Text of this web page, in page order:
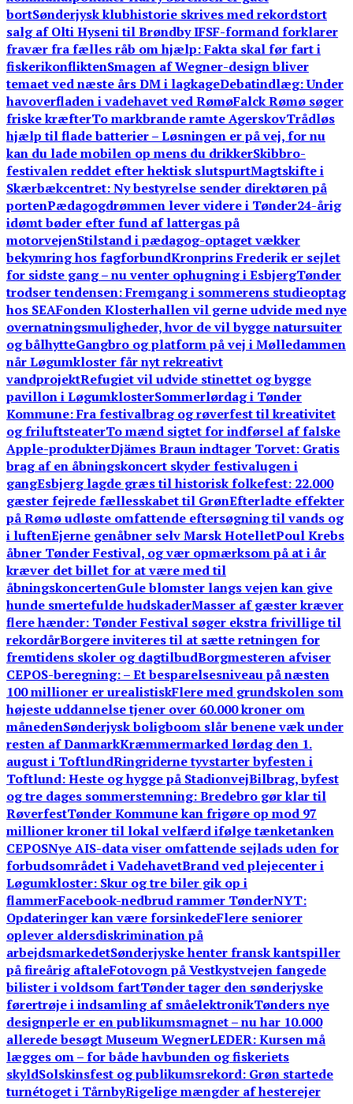
bortSønderjysk klubhistorie skrives med rekordstort
salg af Olti Hyseni til Brøndby IFSF-formand forklarer
fravær fra fælles råb om hjælp: Fakta skal før fart i
fiskerikonfliktenSmagen af Wegner-design bliver
temaet ved næste års DM i lagkageDebatindlæg: Under
havoverfladen i vadehavet ved RømøFalck Rømø søger
friske kræfterTo markbrande ramte AgerskovTrådløs
hjælp til flade batterier – Løsningen er på vej, for nu
kan du lade mobilen op mens du drikkerSkibbro-
festivalen reddet efter hektisk slutspurtMagtskifte i
Skærbækcentret: Ny bestyrelse sender direktøren på
portenPædagogdrømmen lever videre i Tønder24-årig
idømt bøder efter fund af lattergas på
motorvejenStilstand i pædagog-optaget vækker
bekymring hos fagforbundKronprins Frederik er sejlet
for sidste gang – nu venter ophugning i EsbjergTønder
trodser tendensen: Fremgang i sommerens studieoptag
hos SEAFonden Klosterhallen vil gerne udvide med nye
overnatningsmuligheder, hvor de vil bygge natursuiter
og bålhytteGangbro og platform på vej i Mølledammen
når Løgumkloster får nyt rekreativt
vandprojektRefugiet vil udvide stinettet og bygge
pavillon i LøgumklosterSommerlørdag i Tønder
Kommune: Fra festivalbrag og røverfest til kreativitet
og friluftsteaterTo mænd sigtet for indførsel af falske
Apple-produkterDjämes Braun indtager Torvet: Gratis
brag af en åbningskoncert skyder festivalugen i
gangEsbjerg lagde græs til historisk folkefest: 22.000
gæster fejrede fællesskabet til GrønEfterladte effekter
på Rømø udløste omfattende eftersøgning til vands og
i luftenEjerne genåbner selv Marsk HotelletPoul Krebs
åbner Tønder Festival, og vær opmærksom på at i år
kræver det billet for at være med til
åbningskoncertenGule blomster langs vejen kan give
hunde smertefulde hudskaderMasser af gæster kræver
flere hænder: Tønder Festival søger ekstra frivillige til
rekordårBorgere inviteres til at sætte retningen for
fremtidens skoler og dagtilbudBorgmesteren afviser
CEPOS-beregning: – Et besparelsesniveau på næsten
100 millioner er urealistiskFlere med grundskolen som
højeste uddannelse tjener over 60.000 kroner om
månedenSønderjysk boligboom slår benene væk under
resten af DanmarkKræmmermarked lørdag den 1.
august i ToftlundRingriderne tyvstarter byfesten i
Toftlund: Heste og hygge på StadionvejBilbrag, byfest
og tre dages sommerstemning: Bredebro gør klar til
RøverfestTønder Kommune kan frigøre op mod 97
millioner kroner til lokal velfærd ifølge tænketanken
CEPOSNye AIS-data viser omfattende sejlads uden for
forbudsområdet i VadehavetBrand ved plejecenter i
Løgumkloster: Skur og tre biler gik op i
flammerFacebook-nedbrud rammer TønderNYT:
Opdateringer kan være forsinkedeFlere seniorer
oplever aldersdiskrimination på
arbejdsmarkedetSønderjyske henter fransk kantspiller
på fireårig aftaleFotovogn på Vestkystvejen fangede
bilister i voldsom fartTønder tager den sønderjyske
førertrøje i indsamling af småelektronikTønders nye
designperle er en publikumsmagnet – nu har 10.000
allerede besøgt Museum WegnerLEDER: Kursen må
lægges om – for både havbunden og fiskeriets
skyldSolskinsfest og publikumsrekord: Grøn startede
turnétoget i TårnbyRigelige mængder af hesterejer